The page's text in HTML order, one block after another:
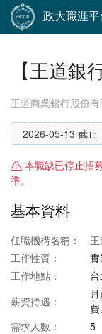
政大職涯
【王道銀
王道商業銀行股份有
2026-05-13 截止
本職缺已停止招
準。
基本資料
任職機構名稱：
工作性質：
實
工作地點：
薪資待遇：
需求人數：
5